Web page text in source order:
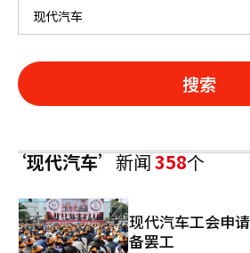
搜索
‘现代汽车’新闻358个
现代汽车工会申
备罢工